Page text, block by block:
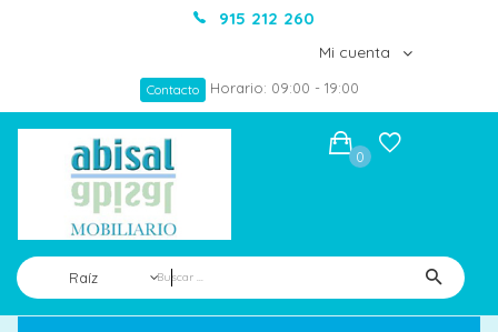
915 212 260
Mi cuenta
Contacto Horario: 09:00 - 19:00
Raíz
0